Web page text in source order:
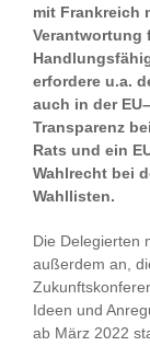
mit Frankreich
Verantwortung
erfordere u.a.
auch in der EU–
Transparenz
Rats und ein
Wahlrecht bei
Wahllisten.
Die Delegierten
außerdem an,
Ideen und
ab März 2022